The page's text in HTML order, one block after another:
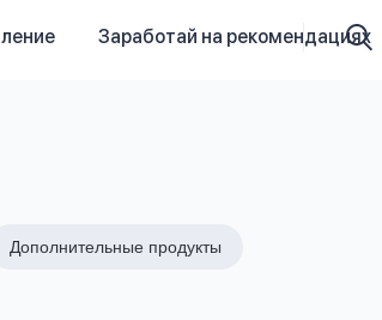
Заработай на рекомендациях
Дополнительные продукты